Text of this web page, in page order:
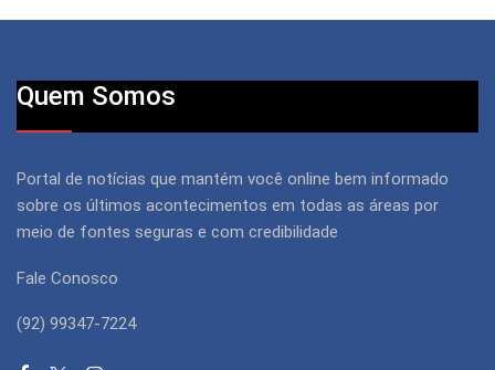
Quem Somos
Portal de notícias que mantém você online bem informado
sobre os últimos acontecimentos em todas as áreas por
meio de fontes seguras e com credibilidade
Fale Conosco
(92) 99347-7224